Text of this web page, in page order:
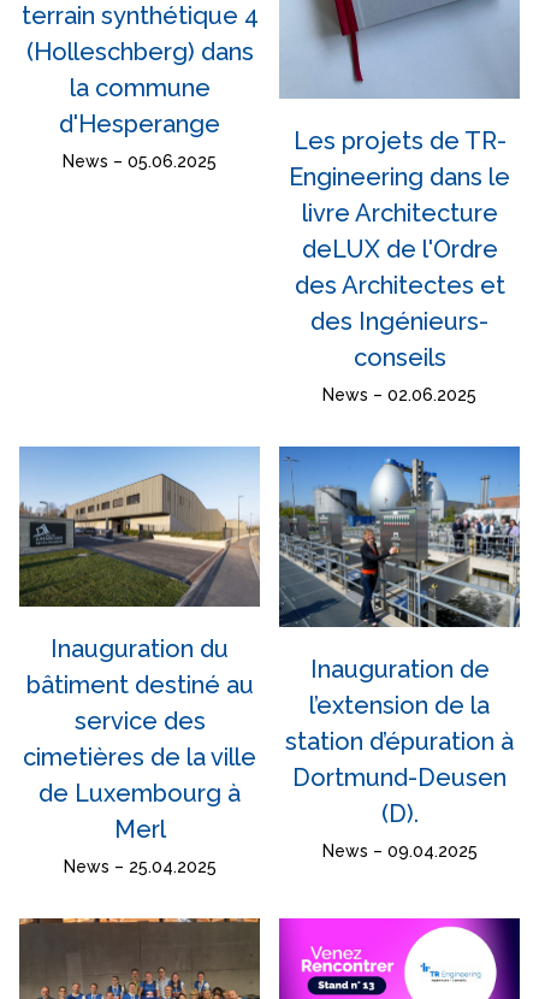
terrain synthétique 4
(Holleschberg) dans
la commune
d'Hesperange
News – 05.06.2025
Les projets de TR-
Engineering dans le
livre Architecture
deLUX de l'Ordre
des Architectes et
des Ingénieurs-
conseils
News – 02.06.2025
Inauguration du
bâtiment destiné au
service des
cimetières de la ville
de Luxembourg à
Merl
News – 25.04.2025
Inauguration de
l’extension de la
station d’épuration à
Dortmund-Deusen
(D).
News – 09.04.2025